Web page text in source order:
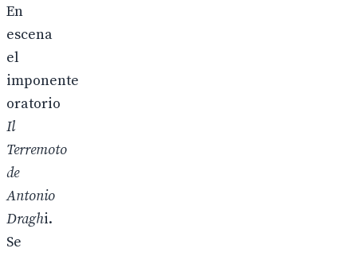
En
escena
el
imponente
oratorio
Il
Terremoto
de
Antonio
Draghi.
Se